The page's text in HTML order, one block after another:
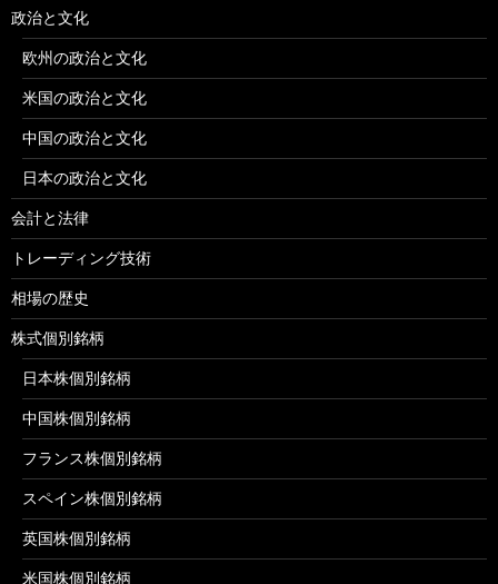
政治と文化
欧州の政治と文化
米国の政治と文化
中国の政治と文化
日本の政治と文化
会計と法律
トレーディング技術
相場の歴史
株式個別銘柄
日本株個別銘柄
中国株個別銘柄
フランス株個別銘柄
スペイン株個別銘柄
英国株個別銘柄
米国株個別銘柄